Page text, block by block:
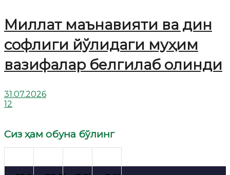
Миллат маънавияти ва дин
софлиги йўлидаги муҳим
вазифалар белгилаб олинди
31.07.2026
12
Сиз ҳам обуна бўлинг